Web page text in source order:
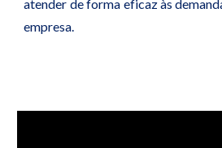
atender de forma eficaz às
empresa.